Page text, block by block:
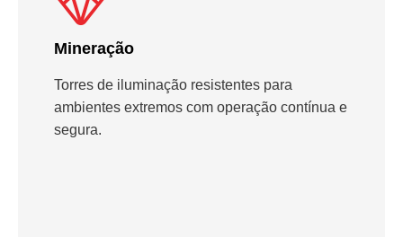
Mineração
Torres de iluminação resistentes para
ambientes extremos com operação contínua e
segura.